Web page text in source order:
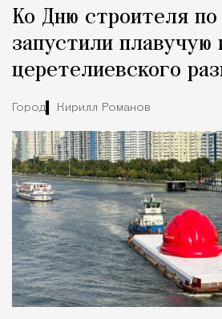
Город
Ко Дню строителя
запустили плавучую
церетелиевского
Город Кирилл Романов